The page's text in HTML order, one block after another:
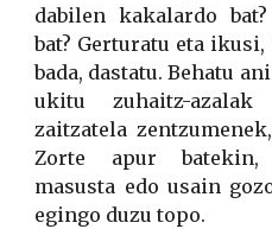
dabilen kakalardo
bat? Gerturatu eta
bada, dastatu. Behatu
ukitu zuhaitz-
zaitzatela
Zorte apur batekin,
masusta edo usain
egingo duzu topo.